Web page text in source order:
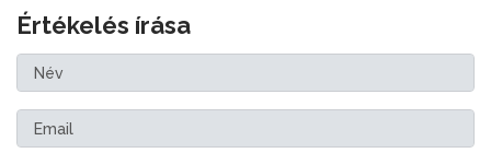
Értékelés írása